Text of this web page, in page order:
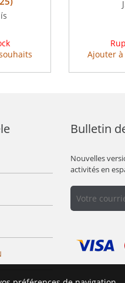
Ajouter
Bulletin
Nouvelles
activités en